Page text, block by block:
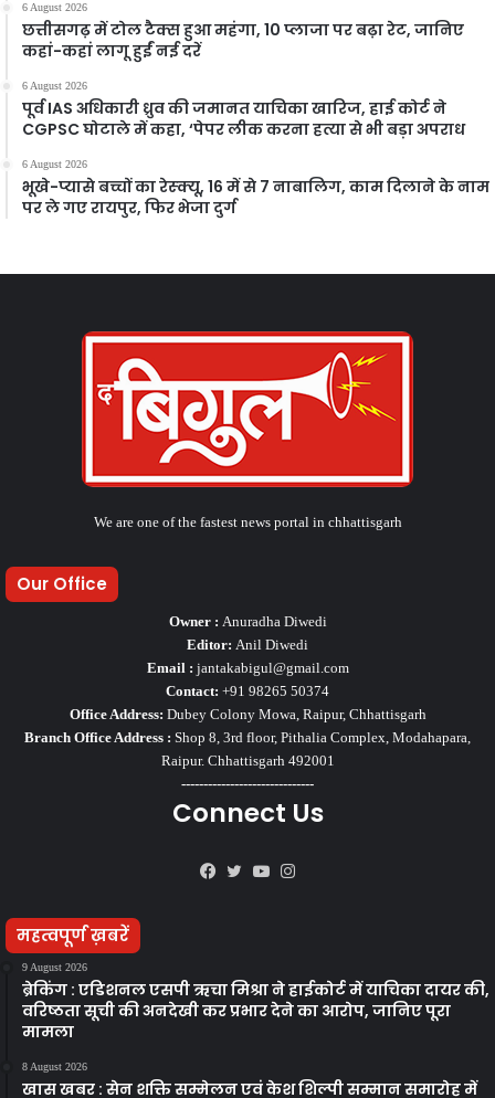
6 August 2026
छत्तीसगढ़ में टोल टैक्स हुआ महंगा, 10 प्लाजा पर बढ़ा रेट, जानिए
कहां-कहां लागू हुईं नई दरें
6 August 2026
पूर्व IAS अधिकारी ध्रुव की जमानत याचिका खारिज, हाई कोर्ट ने
CGPSC घोटाले में कहा, ‘पेपर लीक करना हत्या से भी बड़ा अपराध
6 August 2026
भूखे-प्यासे बच्चों का रेस्क्यू, 16 में से 7 नाबालिग, काम दिलाने के नाम
पर ले गए रायपुर, फिर भेजा दुर्ग
We are one of the fastest news portal in chhattisgarh
Our Office
Owner : Anuradha Diwedi
Editor: Anil Diwedi
Email : jantakabigul@gmail.com
Contact: +91 98265 50374
Office Address: Dubey Colony Mowa, Raipur, Chhattisgarh
Branch Office Address : Shop 8, 3rd floor, Pithalia Complex, Modahapara,
Raipur. Chhattisgarh 492001
------------------------------
Connect Us
Facebook
TwitterYouTube
महत्वपूर्ण ख़बरें
9 August 2026
ब्रेकिंग : एडिशनल एसपी ऋचा मिश्रा ने हाईकोर्ट में याचिका दायर की,
वरिष्ठता सूची की अनदेखी कर प्रभार देने का आरोप, जानिए पूरा
मामला
8 August 2026
खास खबर : सेन शक्ति सम्मेलन एवं केश शिल्पी सम्मान समारोह में